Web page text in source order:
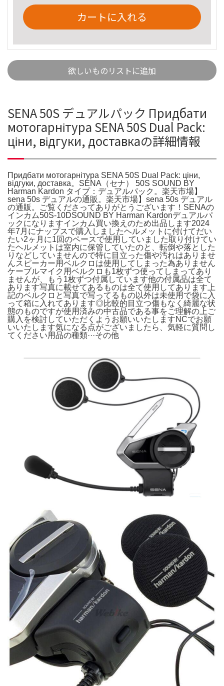
カートに入れる
欲しいものリストに追加
SENA 50S デュアルパック Придбати
мотогарнітура SENA 50S Dual Pack:
ціни, відгуки, доставкаの詳細情報
Придбати мотогарнітура SENA 50S Dual Pack: ціни,
відгуки, доставка。SENA（セナ） 50S SOUND BY
Harman Kardon タイプ：デュアルパック。楽天市場】
sena 50s デュアルの通販。楽天市場】sena 50s デュアル
の通販。ご覧くださってありがとうございます！SENAの
インカム50S-10DSOUND BY Harman Kardonデュアルパ
ックになりますインカム買い換えのため出品します2024
年7月にナップスで購入しましたヘルメットに付けてだい
たい2ヶ月に1回のペースで使用していました取り付けてい
たヘルメットは室内に保管していたのと、転倒や落とした
りなどしていませんので特に目立った傷や汚れはありませ
んスピーカー用ベルクロは使用してしまった為ありません
ケーブルマイク用ベルクロも1枚ずつ使ってしまってあり
ませんが、もう1枚ずつ付属しています他の付属品は全て
あります写真に載せてあるものは全て使用してあります上
記のベルクロと写真で写ってるもの以外は未使用で袋に入
って箱に入れてあります◎比較的目立つ傷もなく綺麗な状
態のものですが使用済みの中古品である事をご理解の上ご
購入を検討していただくようお願いいたしますNCでお願
いいたします気になる点がございましたら、気軽に質問し
てください用品の種類···その他